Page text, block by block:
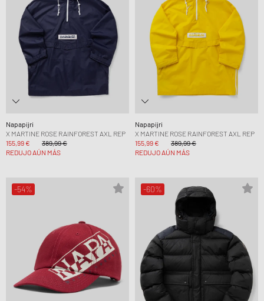
Napapijri
X MARTINE ROSE RAINFOREST AXL REP
155,99 €
389,99 €
REDUJO AÚN MÁS
Napapijri
X MARTINE ROSE RAINFOREST AXL REP
155,99 €
389,99 €
REDUJO AÚN MÁS
-54% -60%